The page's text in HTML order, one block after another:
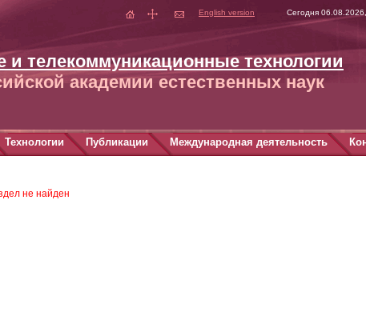
English version Сегодня
телекоммуникационные технологии
академии естественных наук
не найден
Технологии Публикации Международная деятельность